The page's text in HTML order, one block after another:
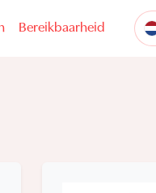
Bereikbaarheid